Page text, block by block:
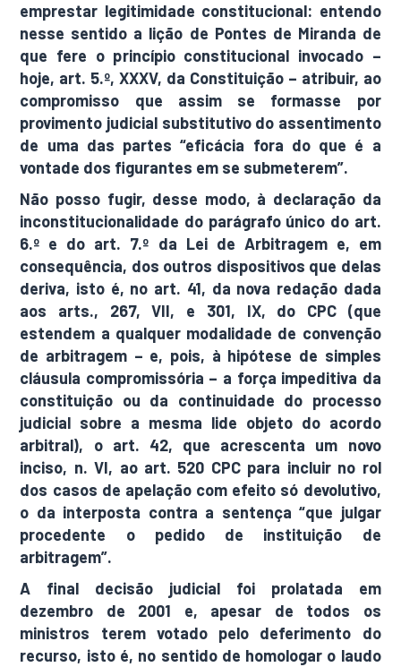
emprestar legitimidade constitucional: entendo
nesse sentido a lição de Pontes de Miranda de
que fere o princípio constitucional invocado –
hoje, art. 5.º, XXXV, da Constituição – atribuir, ao
compromisso que assim se formasse por
provimento judicial substitutivo do assentimento
de uma das partes “eficácia fora do que é a
vontade dos figurantes em se submeterem”.
Não posso fugir, desse modo, à declaração da
inconstitucionalidade do parágrafo único do art.
6.º e do art. 7.º da Lei de Arbitragem e, em
consequência, dos outros dispositivos que delas
deriva, isto é, no art. 41, da nova redação dada
aos arts., 267, VII, e 301, IX, do CPC (que
estendem a qualquer modalidade de convenção
de arbitragem – e, pois, à hipótese de simples
cláusula compromissória – a força impeditiva da
constituição ou da continuidade do processo
judicial sobre a mesma lide objeto do acordo
arbitral), o art. 42, que acrescenta um novo
inciso, n. VI, ao art. 520 CPC para incluir no rol
dos casos de apelação com efeito só devolutivo,
o da interposta contra a sentença “que julgar
procedente o pedido de instituição de
arbitragem”.
A final decisão judicial foi prolatada em
dezembro de 2001 e, apesar de todos os
ministros terem votado pelo deferimento do
recurso, isto é, no sentido de homologar o laudo